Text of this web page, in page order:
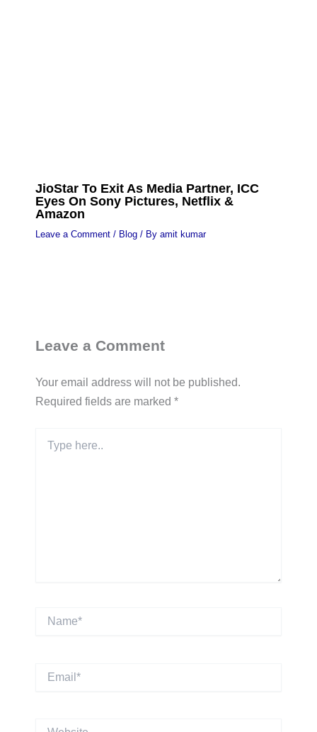
JioStar To Exit As Media Partner, ICC
Eyes On Sony Pictures, Netflix &
Amazon
Leave a Comment / Blog/ By amit kumar
Leave a Comment
Your email address will not be published.
Required fields are marked *
here..
Website